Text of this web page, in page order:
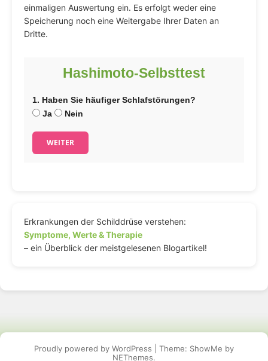
einmaligen Auswertung ein. Es erfolgt weder eine
Speicherung noch eine Weitergabe Ihrer Daten an
Dritte.
Hashimoto-Selbsttest
1. Haben Sie häufiger Schlafstörungen?
Ja
Nein
WEITER
Erkrankungen der Schilddrüse verstehen:
Symptome, Werte & Therapie
– ein Überblick der meistgelesenen Blogartikel!
Proudly powered by WordPress
Theme: ShowMe by
NEThemes.